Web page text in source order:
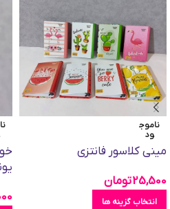
ناموج
ود
مینی کلاسور فانتزی
25,500تومان
انتخاب گزینه ها